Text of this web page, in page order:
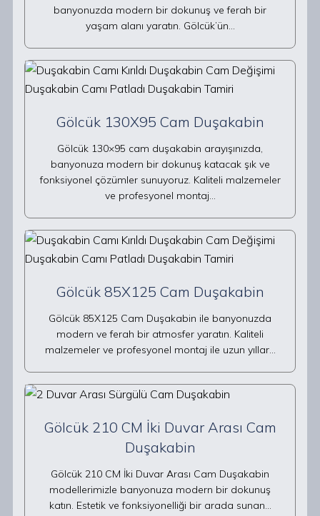
banyonuzda modern bir dokunuş ve ferah bir
yaşam alanı yaratın. Gölcük’ün…
Gölcük 130X95 Cam Duşakabin
Gölcük 130×95 cam duşakabin arayışınızda,
banyonuza modern bir dokunuş katacak şık ve
fonksiyonel çözümler sunuyoruz. Kaliteli malzemeler
ve profesyonel montaj…
Gölcük 85X125 Cam Duşakabin
Gölcük 85X125 Cam Duşakabin ile banyonuzda
modern ve ferah bir atmosfer yaratın. Kaliteli
malzemeler ve profesyonel montaj ile uzun yıllar…
Gölcük 210 CM İki Duvar Arası Cam
Duşakabin
Gölcük 210 CM İki Duvar Arası Cam Duşakabin
modellerimizle banyonuza modern bir dokunuş
katın. Estetik ve fonksiyonelliği bir arada sunan…